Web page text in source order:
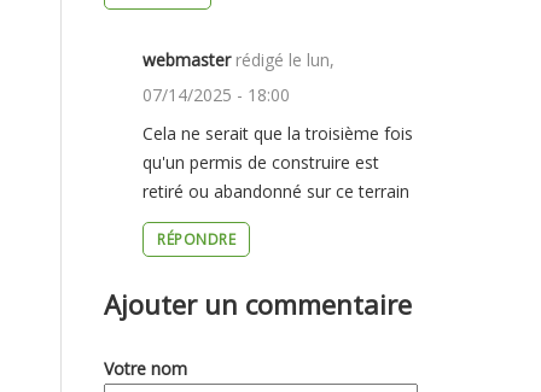
webmasterrédigé le lun,
07/14/2025 - 18:00
CELA
NE
SERAIT
Cela ne serait que la troisième fois
qu'un permis de construire est
retiré ou abandonné sur ce terrain
RÉPONDRE
Ajouter un commentaire
Votre nom